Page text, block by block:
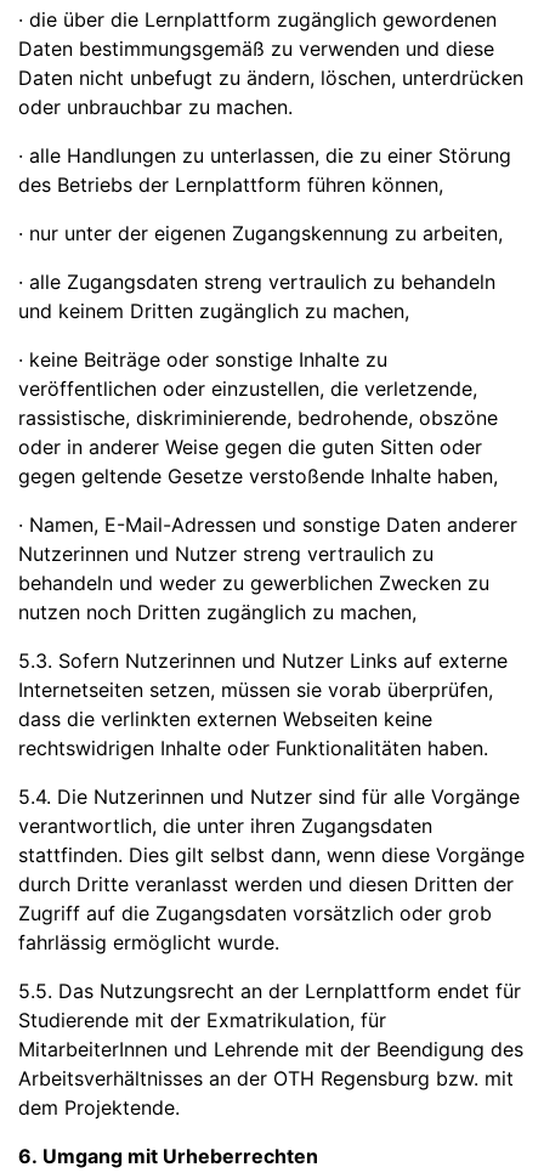
· die über die Lernplattform zugänglich gewordenen
Daten bestimmungsgemäß zu verwenden und diese
Daten nicht unbefugt zu ändern, löschen, unterdrücken
oder unbrauchbar zu machen.
· alle Handlungen zu unterlassen, die zu einer Störung
des Betriebs der Lernplattform führen können,
· nur unter der eigenen Zugangskennung zu arbeiten,
· alle Zugangsdaten streng vertraulich zu behandeln
und keinem Dritten zugänglich zu machen,
· keine Beiträge oder sonstige Inhalte zu
veröffentlichen oder einzustellen, die verletzende,
rassistische, diskriminierende, bedrohende, obszöne
oder in anderer Weise gegen die guten Sitten oder
gegen geltende Gesetze verstoßende Inhalte haben,
· Namen, E-Mail-Adressen und sonstige Daten anderer
Nutzerinnen und Nutzer streng vertraulich zu
behandeln und weder zu gewerblichen Zwecken zu
nutzen noch Dritten zugänglich zu machen,
5.3. Sofern Nutzerinnen und Nutzer Links auf externe
Internetseiten setzen, müssen sie vorab überprüfen,
dass die verlinkten externen Webseiten keine
rechtswidrigen Inhalte oder Funktionalitäten haben.
5.4. Die Nutzerinnen und Nutzer sind für alle Vorgänge
verantwortlich, die unter ihren Zugangsdaten
stattfinden. Dies gilt selbst dann, wenn diese Vorgänge
durch Dritte veranlasst werden und diesen Dritten der
Zugriff auf die Zugangsdaten vorsätzlich oder grob
fahrlässig ermöglicht wurde.
5.5. Das Nutzungsrecht an der Lernplattform endet für
Studierende mit der Exmatrikulation, für
MitarbeiterInnen und Lehrende mit der Beendigung des
Arbeitsverhältnisses an der OTH Regensburg bzw. mit
dem Projektende.
6. Umgang mit Urheberrechten